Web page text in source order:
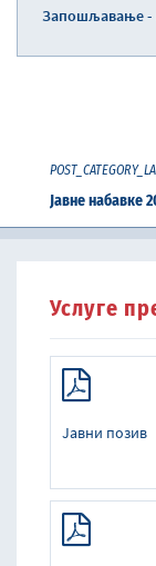
Запошљавање -
Јавне набавке
Услуге
Јавни позив